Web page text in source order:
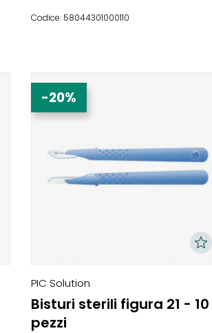
Codice: 58044301000110
-20%
PIC Solution
Bisturi sterili figura 21 - 10
pezzi